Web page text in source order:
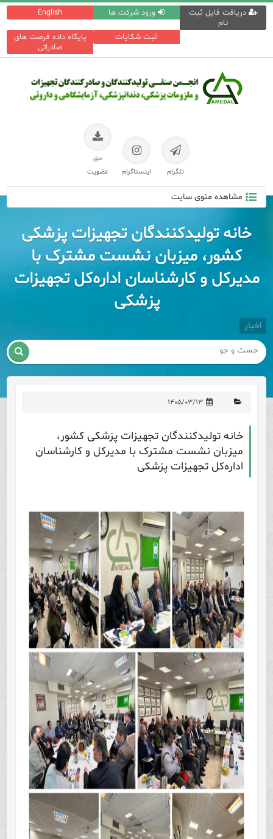
English ورود شرکت ها
دریافت فایل ثبت
نام
پایگاه داده فرصت های
صادراتی
ثبت شکایات
تلگرام اینستاگرام
حق
عضویت
مشاهده منوی سایت
خانه تولیدکنندگان تجهیزات پزشکی
کشور، میزبان نشست مشترک با
مدیرکل و کارشناسان اداره‌کل تجهیزات
پزشکی
اخبار

۱۴۰۵/۰۳/۱۳
خانه تولیدکنندگان تجهیزات پزشکی کشور،
میزبان نشست مشترک با مدیرکل و کارشناسان
اداره‌کل تجهیزات پزشکی